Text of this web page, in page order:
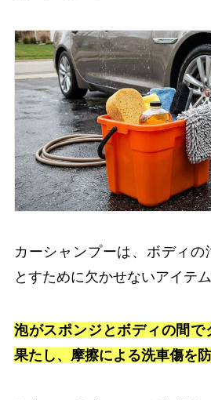
カーシャンプーは、ボディの
とすために欠かせないアイテム
泡がスポンジとボディの間で
果たし、摩擦による洗車傷を